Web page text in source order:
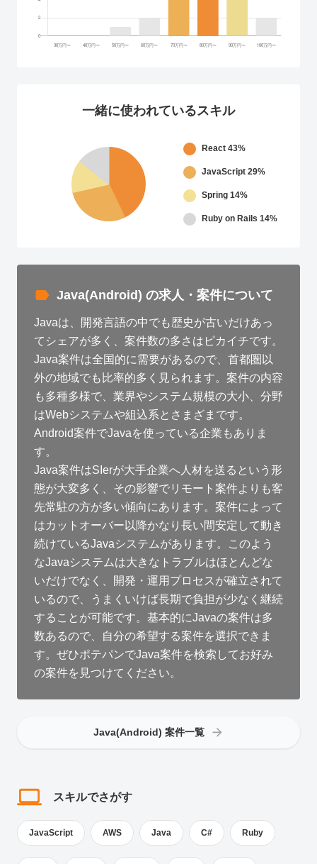
一緒に使われているスキル
React 43%
JavaScript 29%
Spring 14%
Ruby on Rails 14%
Java(Android) の求人・案件について
Javaは、開発言語の中でも歴史が古いだけあっ
てシェアが多く、案件数の多さはピカイチです。
Java案件は全国的に需要があるので、首都圏以
外の地域でも比率的多く見られます。案件の内容
も多種多様で、業界やシステム規模の大小、分野
はWebシステムや組込系とさまざまです。
Android案件でJavaを使っている企業もありま
す。
Java案件はSIerが大手企業へ人材を送るという形
態が大変多く、その影響でリモート案件よりも客
先常駐の方が多い傾向にあります。案件によって
はカットオーバー以降かなり長い間安定して動き
続けているJavaシステムがあります。このよう
なJavaシステムは大きなトラブルはほとんどな
いだけでなく、開発・運用プロセスが確立されて
いるので、うまくいけば長期で負担が少なく継続
することが可能です。基本的にJavaの案件は多
数あるので、自分の希望する案件を選択できま
す。ぜひポテパンでJava案件を検索してお好み
の案件を見つけてください。
Java(Android) 案件一覧
スキルでさがす
JavaScript AWS Java C# Ruby